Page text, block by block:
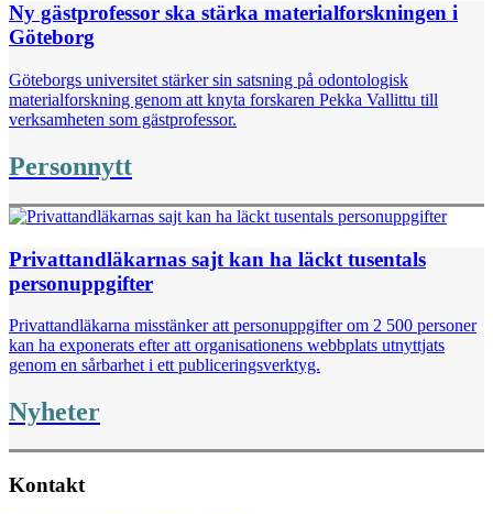
Ny gästprofessor ska stärka materialforskningen i
Göteborg
Göteborgs universitet stärker sin satsning på odontologisk
materialforskning genom att knyta forskaren Pekka Vallittu till
verksamheten som gästprofessor.
Personnytt
Privattandläkarnas sajt kan ha läckt tusentals
personuppgifter
Privattandläkarna misstänker att personuppgifter om 2 500 personer
kan ha exponerats efter att organisationens webbplats utnyttjats
genom en sårbarhet i ett publiceringsverktyg.
Nyheter
Kontakt